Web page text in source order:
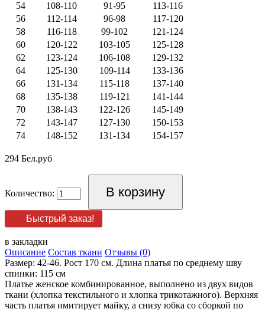
54
108-110 91-95
113-116
56
112-114 96-98
117-120
58
116-118 99-102
121-124
60
120-122 103-105
125-128
62
123-124 106-108
129-132
64
125-130 109-114
133-136
66
131-134 115-118
137-140
68
135-138 119-121
141-144
70
138-143 122-126
145-149
72
143-147 127-130
150-153
74
148-152 131-134 154-157
294 Бел.руб
Количество:
Быстрый заказ!
в закладки
Описание Состав ткани Отзывы (0)
Размер: 42-46. Рост 170 см. Длина платья по среднему шву
спинки: 115 см
Платье женское комбинированное, выполнено из двух видов
ткани (хлопка текстильного и хлопка трикотажного). Верхняя
часть платья имитирует майку, а снизу юбка со сборкой по